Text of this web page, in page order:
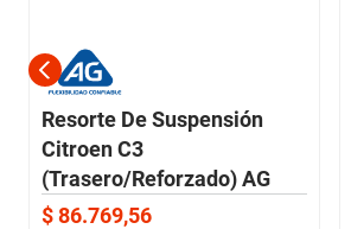
Resorte De Suspensión
Citroen C3
(Trasero/Reforzado) AG
$86.769,56